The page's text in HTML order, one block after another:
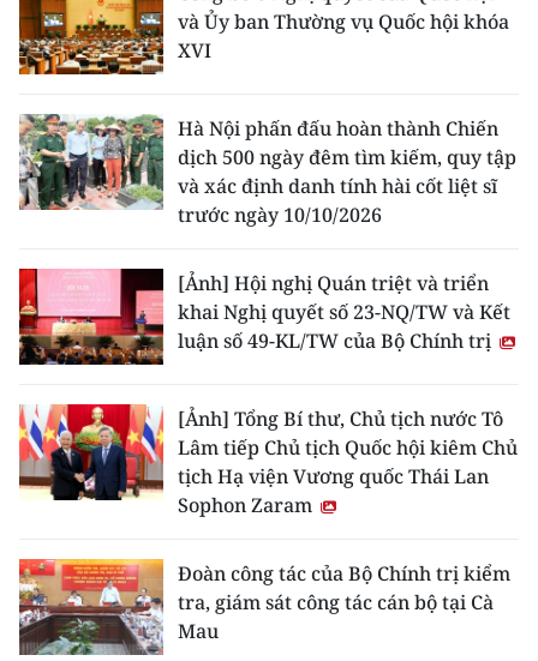
và Ủy ban Thường vụ Quốc hội khóa
XVI
Hà Nội phấn đấu hoàn thành Chiến
dịch 500 ngày đêm tìm kiếm, quy tập
và xác định danh tính hài cốt liệt sĩ
trước ngày 10/10/2026
[Ảnh] Hội nghị Quán triệt và triển
khai Nghị quyết số 23-NQ/TW và Kết
luận số 49-KL/TW của Bộ Chính trị
[Ảnh] Tổng Bí thư, Chủ tịch nước Tô
Lâm tiếp Chủ tịch Quốc hội kiêm Chủ
tịch Hạ viện Vương quốc Thái Lan
Sophon Zaram
Đoàn công tác của Bộ Chính trị kiểm
tra, giám sát công tác cán bộ tại Cà
Mau